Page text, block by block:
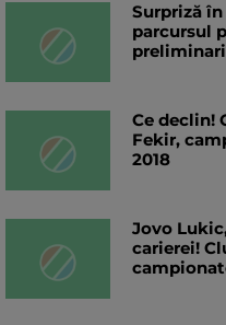
Surpriză în
parcursul
Ce declin!
Fekir,
2018
Jovo
carierei!